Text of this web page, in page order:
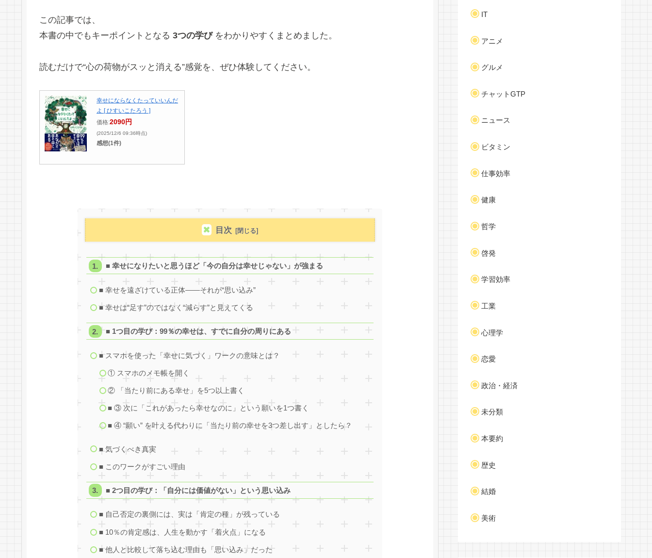
この記事では、
本書の中でもキーポイントとなる 3つの学びをわかりやすくまとめました。
読むだけで“心の荷物がスッと消える”感覚を、ぜひ体験してください。
幸せにならなくたっていいんだ
よ [ ひすいこたろう ]
価格:2090円
(2025/12/6 09:36時点)
感想(1件)
目次
■ 幸せになりたいと思うほど「今の自分は幸せじゃない」が強まる
■ 幸せを遠ざけている正体——それが“思い込み”
■ 幸せは“足す”のではなく“減らす”と見えてくる
■ 1つ目の学び：99％の幸せは、すでに自分の周りにある
■ スマホを使った「幸せに気づく」ワークの意味とは？
① スマホのメモ帳を開く
② 「当たり前にある幸せ」を5つ以上書く
■ ③ 次に「これがあったら幸せなのに」という願いを1つ書く
■ ④ “願い” を叶える代わりに「当たり前の幸せを3つ差し出す」としたら？
■ 気づくべき真実
■ このワークがすごい理由
■ 2つ目の学び：「自分には価値がない」という思い込み
■ 自己否定の裏側には、実は「肯定の種」が残っている
■ 10％の肯定感は、人生を動かす「着火点」になる
■ 他人と比較して落ち込む理由も「思い込み」だった
IT
アニメ
グルメ
チャットGTP
ニュース
ビタミン
仕事効率
健康
哲学
啓発
学習効率
工業
心理学
恋愛
政治・経済
未分類
本要約
歴史
結婚
美術